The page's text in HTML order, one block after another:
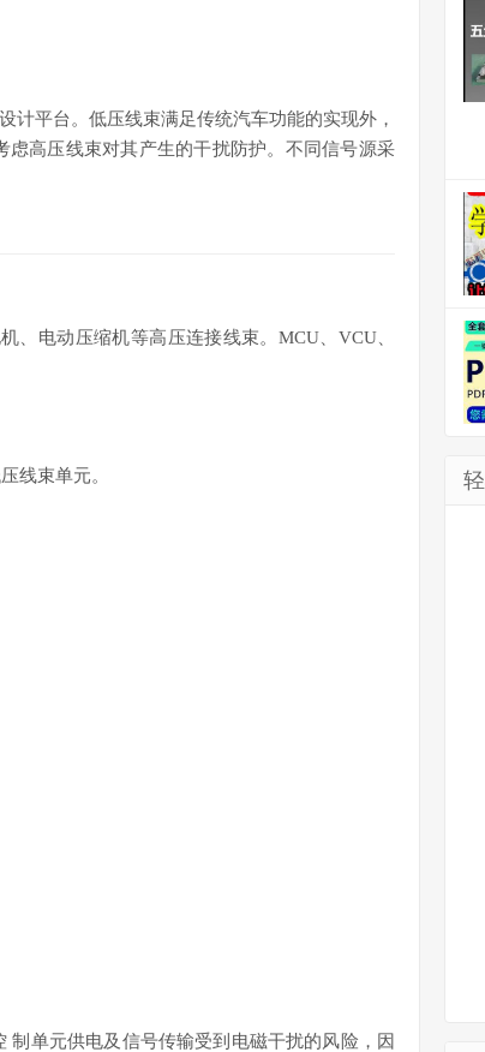
计平台。低压线束满足传统汽车功能的实现外，
高压线束对其产生的干扰防护。不同信号源采
、电动压缩机等高压连接线束。MCU、VCU、
线束单元。
单元供电及信号传输受到电磁干扰的风险，因